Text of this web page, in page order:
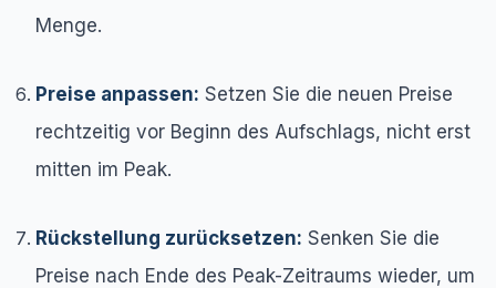
Menge.
Preise anpassen: Setzen Sie die neuen Preise
rechtzeitig vor Beginn des Aufschlags, nicht erst
mitten im Peak.
Rückstellung zurücksetzen: Senken Sie die
Preise nach Ende des Peak-Zeitraums wieder, um